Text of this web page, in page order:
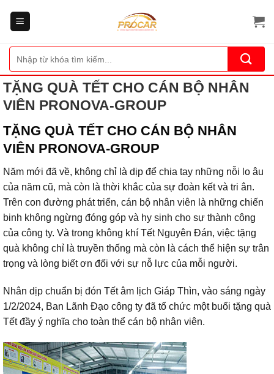
kiếm:
TẶNG QUÀ TẾT CHO CÁN BỘ NHÂN
VIÊN PRONOVA-GROUP
TẶNG QUÀ TẾT CHO CÁN BỘ NHÂN
VIÊN PRONOVA-GROUP
Năm mới đã về, không chỉ là dịp để chia tay những nỗi lo âu
của năm cũ, mà còn là thời khắc của sự đoàn kết và tri ân.
Trên con đường phát triển, cán bộ nhân viên là những chiến
binh không ngừng đóng góp và hy sinh cho sự thành công
của công ty. Và trong không khí Tết Nguyên Đán, việc tặng
quà không chỉ là truyền thống mà còn là cách thể hiện sự trân
trọng và lòng biết ơn đối với sự nỗ lực của mỗi người.
Nhân dịp chuẩn bị đón Tết âm lịch Giáp Thìn, vào sáng ngày
1/2/2024, Ban Lãnh Đạo công ty đã tổ chức một buổi tặng quà
Tết đầy ý nghĩa cho toàn thể cán bộ nhân viên.